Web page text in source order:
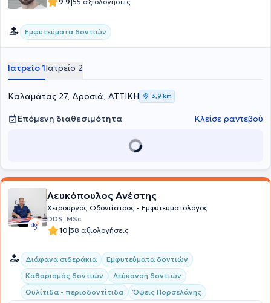
Εμφυτεύματα δοντιών
Ιατρείο 1Ιατρείο 2
Καλαμάτας 27, Δροσιά, ΑΤΤΙΚΗ 3,9 km
Επόμενη διαθεσιμότητα Κλείσε ραντεβού
Λευκόπουλος Ανέστης
Χειρουργός Οδοντίατρος - Εμφυτευματολόγος
DDS, MSc
10|38 αξιολογήσεις
Διάφανα σιδεράκια
Εμφυτεύματα δοντιών
Καθαρισμός δοντιών
Λεύκανση δοντιών
Ουλίτιδα - περιοδοντίτιδα
Όψεις Πορσελάνης